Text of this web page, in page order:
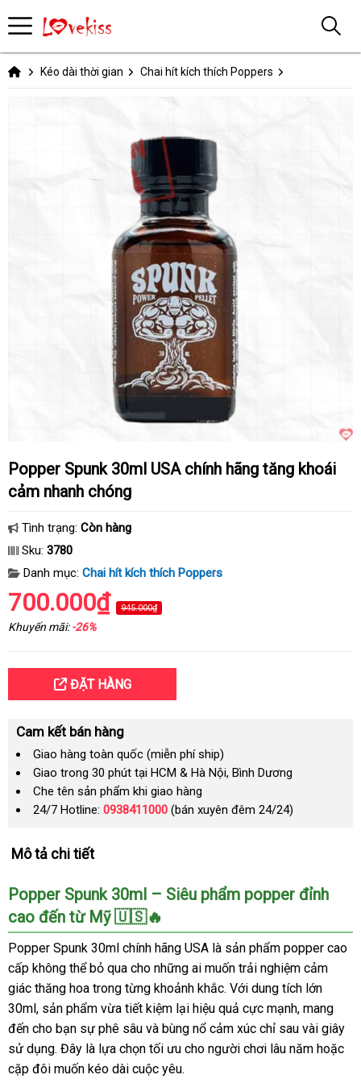
Kéo dài thời gian Chai hít kích thích Poppers
Popper Spunk 30ml USA chính hãng tăng khoái
cảm nhanh chóng
Tình trạng: Còn hàng
Sku: 3780
Danh mục: Chai hít kích thích Poppers
700.000₫ 945.000₫
Khuyến mãi:-26%
ĐẶT HÀNG
Cam kết bán hàng
Giao hàng toàn quốc (miễn phí ship)
Giao trong 30 phút tại HCM & Hà Nội, Bình Dương
Che tên sản phẩm khi giao hàng
24/7 Hotline: 0938411000 (bán xuyên đêm 24/24)
Mô tả chi tiết
Popper Spunk 30ml – Siêu phẩm popper đỉnh
cao đến từ Mỹ 🇺🇸🔥
Popper Spunk 30ml chính hãng USA là sản phẩm popper cao
cấp không thể bỏ qua cho những ai muốn trải nghiệm cảm
giác thăng hoa trong từng khoảnh khắc. Với dung tích lớn
30ml, sản phẩm vừa tiết kiệm lại hiệu quả cực mạnh, mang
đến cho bạn sự phê sâu và bùng nổ cảm xúc chỉ sau vài giây
sử dụng. Đây là lựa chọn tối ưu cho người chơi lâu năm hoặc
cặp đôi muốn kéo dài cuộc yêu.